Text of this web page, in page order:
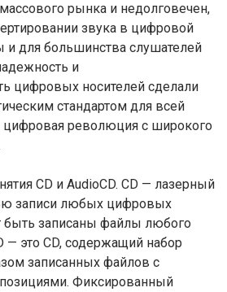
рынка и недолговечен,
звука в цифровой
для большинства слушателей
и
цифровых носителей сделали
стандартом для всей
цифровая революция с широкого
CD и AudioCD. CD — лазерный
записи любых цифровых
быть записаны файлы любого
— это CD, содержащий набор
записанных файлов с
Фиксированный